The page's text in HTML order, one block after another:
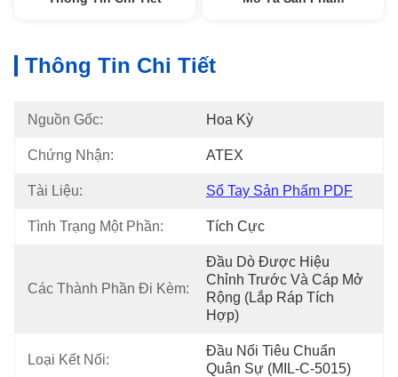
Thông Tin Chi Tiết
Nguồn Gốc: Hoa Kỳ
Chứng Nhận: ATEX
Tài Liệu: Sổ Tay Sản Phẩm PDF
Tình Trạng Một Phần: Tích Cực
Các Thành Phần Đi Kèm:
Đầu Dò Được Hiệu
Chỉnh Trước Và Cáp Mở
Rộng (lắp Ráp Tích
Hợp)
Loại Kết Nối:
Đầu Nối Tiêu Chuẩn
Quân Sự (MIL-C-5015)